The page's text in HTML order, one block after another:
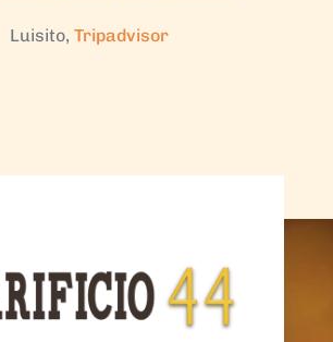
Luisito, Tripadvisor